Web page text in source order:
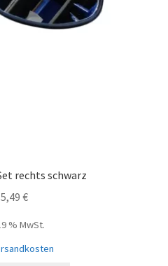
rechts schwarz
€
% MwSt.